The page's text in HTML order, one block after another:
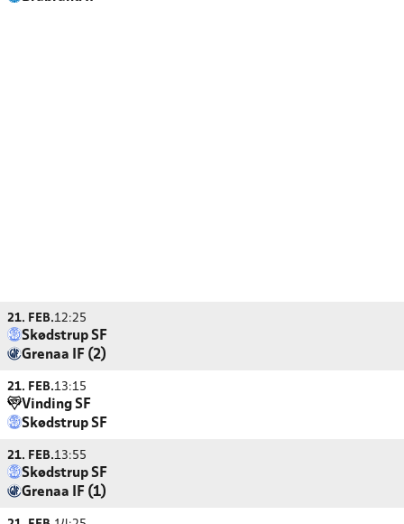
21. FEB.12:25
Skødstrup SF
Grenaa IF (2)
21. FEB.13:15
Vinding SF
Skødstrup SF
21. FEB.13:55
Skødstrup SF
Grenaa IF (1)